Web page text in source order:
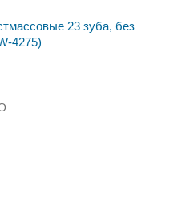
23 зуба, без
4275)